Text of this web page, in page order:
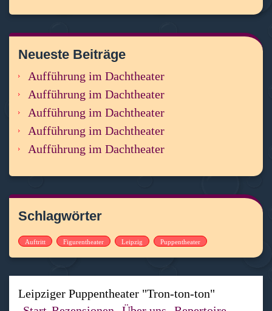
Neueste Beiträge
Aufführung im Dachtheater
Aufführung im Dachtheater
Aufführung im Dachtheater
Aufführung im Dachtheater
Aufführung im Dachtheater
Schlagwörter
Auftritt Figurentheater Leipzig Puppentheater
Leipziger Puppentheater "Tron-ton-ton"